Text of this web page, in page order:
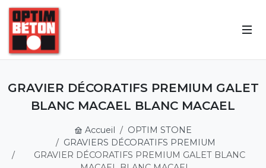
GRAVIER DÉCORATIFS PREMIUM GALET
BLANC MACAEL BLANC MACAEL
Accueil
OPTIM STONE
GRAVIERS DÉCORATIFS PREMIUM
GRAVIER DÉCORATIFS PREMIUM GALET BLANC